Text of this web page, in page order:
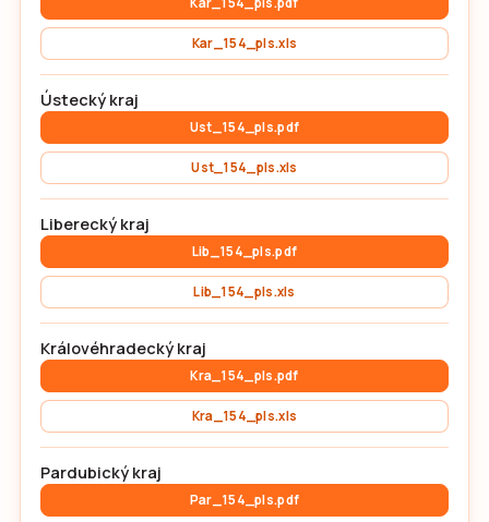
Kar_154_pls.xls
Ústecký kraj
Ust_154_pls.pdf
Ust_154_pls.xls
Liberecký kraj
Lib_154_pls.pdf
Lib_154_pls.xls
Královéhradecký kraj
Kra_154_pls.pdf
Kra_154_pls.xls
Pardubický kraj
Par_154_pls.pdf